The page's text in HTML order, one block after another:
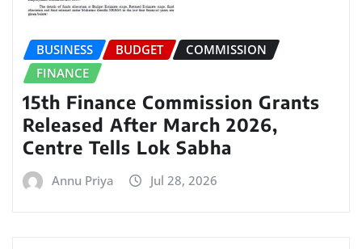
BUSINESS BUDGET
COMMISSION
FINANCE
15th Finance Commission Grants
Released After March 2026,
Centre Tells Lok Sabha
Annu Priya Jul 28, 2026